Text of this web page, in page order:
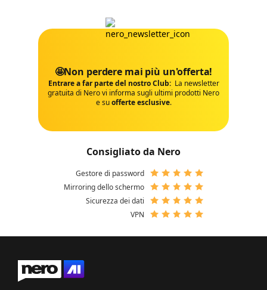
🤩Non perdere mai più un'offerta!
Entrare a far parte del nostro Club: La newsletter
gratuita di Nero vi informa sugli ultimi prodotti Nero
e suofferte esclusive.
Consigliato da Nero
Gestore di password
Mirroring dello schermo
Sicurezza dei dati
VPN